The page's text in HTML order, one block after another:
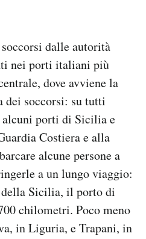
dalle autorità
nei porti italiani più
dove avviene la
dei soccorsi: su tutti
alcuni porti di Sicilia e
Costiera e alla
alcune persone a
a un lungo viaggio:
Sicilia, il porto di
chilometri. Poco meno
in Liguria, e Trapani, in